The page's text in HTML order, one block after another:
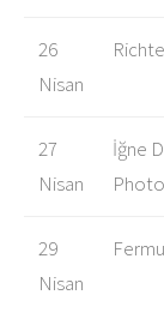
26
Nisan
27
Nisan
İğne
29
Nisan